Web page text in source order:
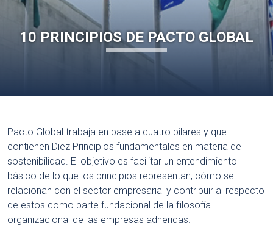
10 PRINCIPIOS DE PACTO GLOBAL
Pacto Global trabaja en base a cuatro pilares y que
contienen Diez Principios fundamentales en materia de
sostenibilidad. El objetivo es facilitar un entendimiento
básico de lo que los principios representan, cómo se
relacionan con el sector empresarial y contribuir al respecto
de estos como parte fundacional de la filosofía
organizacional de las empresas adheridas.